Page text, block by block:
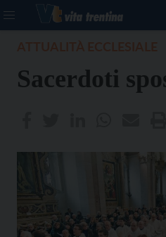
Sacerdoti